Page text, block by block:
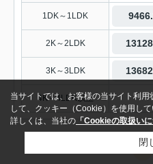
1DK～1LDK
2K～2LDK
3K～3LDK
4K～4LDK以上
当サイトでは、お客様の当サイト利
して、クッキー（Cookie）を使用して
詳しくは、当社の 「Cookieの取扱いに
閉